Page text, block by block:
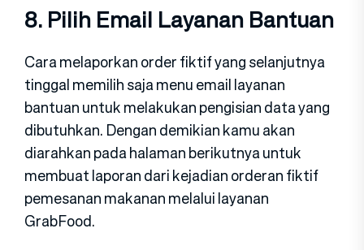
8. Pilih Email Layanan Bantuan
Cara melaporkan order fiktif yang selanjutnya
tinggal memilih saja menu email layanan
bantuan untuk melakukan pengisian data yang
dibutuhkan. Dengan demikian kamu akan
diarahkan pada halaman berikutnya untuk
membuat laporan dari kejadian orderan fiktif
pemesanan makanan melalui layanan
GrabFood.